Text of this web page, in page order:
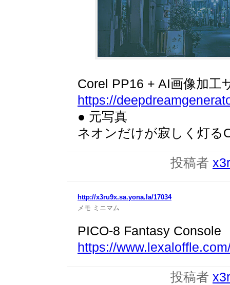
Corel PP16 + AI画像加工
https://
● 元写真
ネオンだけが寂しく灯る
投稿者
http://x3ru9x.sa.yona.la/17034
メモ ミニマム
PICO-8 Fantasy Console
https://
投稿者